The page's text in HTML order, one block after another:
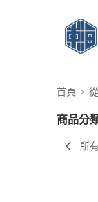
首頁
商品分
所